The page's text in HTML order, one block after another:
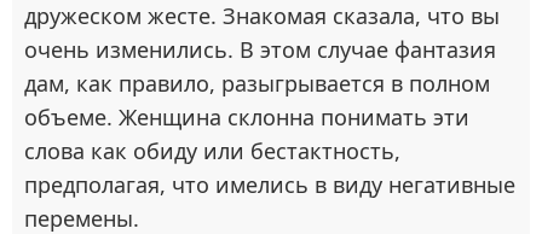
дружеском жесте. Знакомая сказала, что вы
очень изменились. В этом случае фантазия
дам, как правило, разыгрывается в полном
объеме. Женщина склонна понимать эти
слова как обиду или бестактность,
предполагая, что имелись в виду негативные
перемены.